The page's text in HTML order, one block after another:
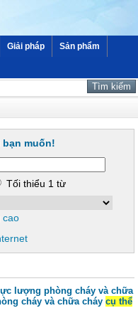
Giải pháp Sản phẩm
muốn!
Tối thiểu 1 từ
cao
lượng phòng cháy và chữa
cháy và chữa cháy cụ thể